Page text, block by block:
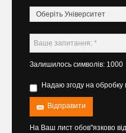
Залишилось символів: 1000
Надаю згоду на
Відправити
На Ваш лист обов"язково